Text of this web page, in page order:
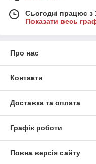
Сьогодні працює з
Показати весь
Про нас
Контакти
Доставка та оплата
Графік роботи
Повна версія сайту